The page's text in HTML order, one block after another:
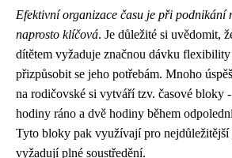
Efektivní organizace času je při podnikání
naprosto klíčová. Je důležité si uvědomit,
dítětem vyžaduje značnou dávku flexibility
přizpůsobit se jeho potřebám. Mnoho
na rodičovské si vytváří tzv. časové bloky
hodiny ráno a dvě hodiny během
Tyto bloky pak využívají pro
vyžadují plné soustředění.